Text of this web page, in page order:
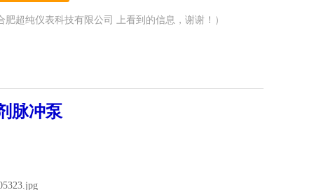
肥超纯仪表科技有限公司 上看到的信息，谢谢！）
脉冲泵